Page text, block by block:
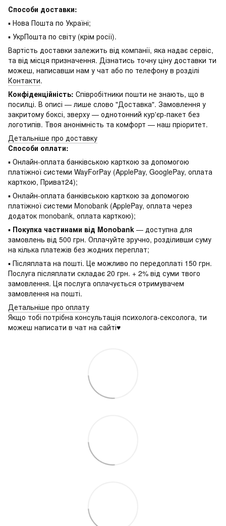
Способи доставки:
▪ Нова Пошта по Україні;
▪ УкрПошта по світу (крім росії).
Вартість доставки залежить від компанії, яка надає сервіс,
та від місця призначення. Дізнатись точну ціну доставки ти
можеш, написавши нам у чат або по телефону в розділі
Контакти.
Конфіденційність: Співробітники пошти не знають, що в
посилці. В описі — лише слово "Доставка". Замовлення у
закритому боксі, зверху — однотонний кур'єр-пакет без
логотипів. Твоя анонімність та комфорт — наш пріоритет.
Детальніше про доставку
Способи оплати:
▪ Онлайн-оплата банківською карткою за допомогою
платіжної системи WayForPay (ApplePay, GooglePay, оплата
карткою, Приват24);
▪ Онлайн-оплата банківською карткою за допомогою
платіжної системи Monobank (ApplePay, оплата через
додаток monobank, оплата карткою);
▪ Покупка частинами від Monobank — доступна для
замовлень від 500 грн. Оплачуйте зручно, розділивши суму
на кілька платежів без жодних переплат;
▪ Післяплата на пошті. Це можливо по передоплаті 150 грн.
Послуга післяплати складає 20 грн. + 2% від суми твого
замовлення. Ця послуга оплачується отримувачем
замовлення на пошті.
Детальніше про оплату
Якщо тобі потрібна консультація психолога-сексолога, ти
можеш написати в чат на сайті♥